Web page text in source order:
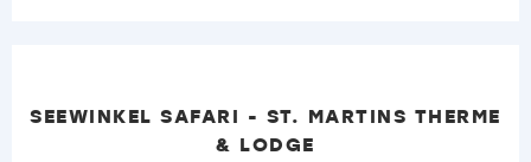
SEEWINKEL SAFARI - ST. MARTINS THERME
& LODGE